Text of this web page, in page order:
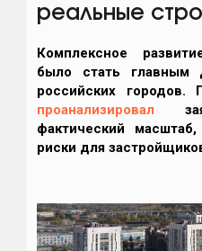
реальные
Комплексное
было стать главным
российских городов.
проанализировал
фактический
риски для